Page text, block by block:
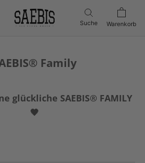
Suche Warenkorb
Family
glückliche SAEBIS® FAMILY
🖤